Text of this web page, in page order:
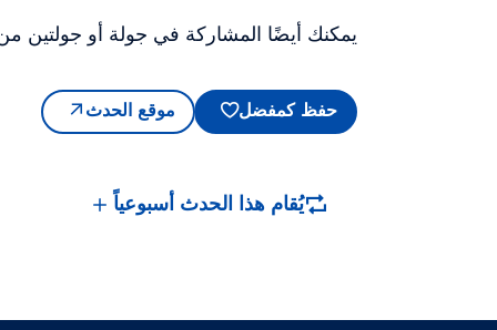
يمكنك أيضًا المشاركة في جولة أو جولتين
حفظ كمفضل موقع الحدث
يُقام هذا الحدث أسبوعياً